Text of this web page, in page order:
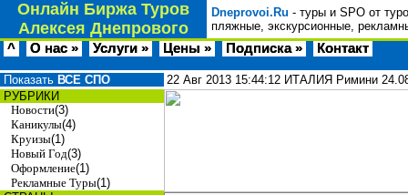
Онлайн Биржа Туров
Алексея Днепрового
Dneprovoi.Ru - туры и SPO от
пляжные, экскурсионные,
^ О нас » Услуги » Цены » Подписка » Контакт
Показать ВСЕ СПО
РУБРИКИ
Новости(3)
Каникулы(4)
Круизы(1)
Новый Год(3)
Оформление(1)
Рекламные Туры(1)
22 Авг 2013 15:44:12 ИТАЛИЯ Римини